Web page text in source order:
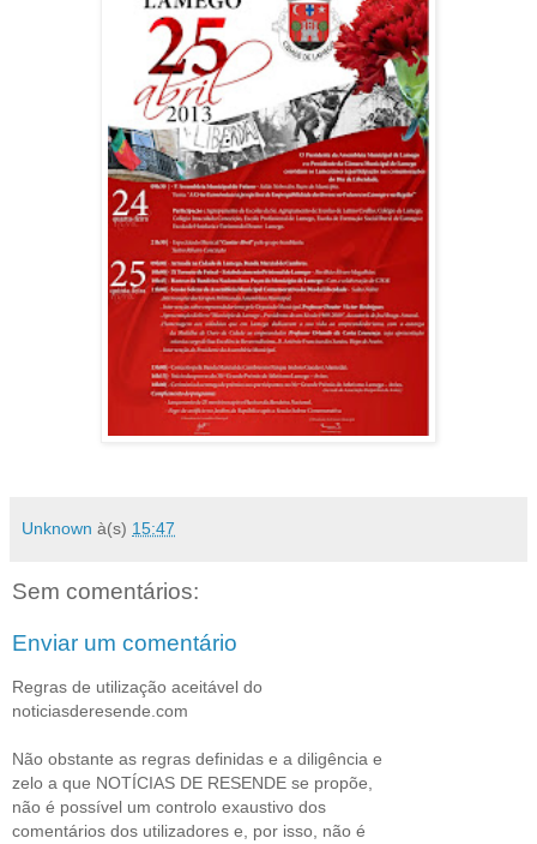
Unknown à(s) 15:47
Sem comentários:
Enviar um comentário
Regras de utilização aceitável do
noticiasderesende.com
Não obstante as regras definidas e a diligência e
zelo a que NOTÍCIAS DE RESENDE se propõe,
não é possível um controlo exaustivo dos
comentários dos utilizadores e, por isso, não é